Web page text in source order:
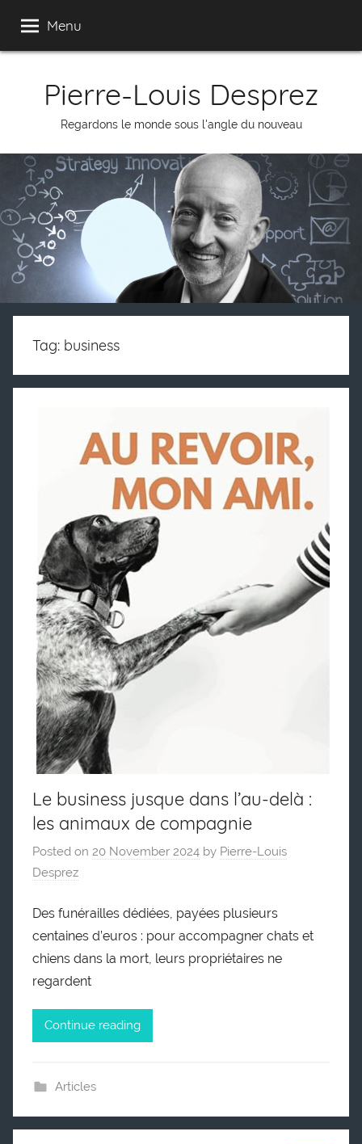
content
Menu
Pierre-Louis Desprez
Regardons le monde sous l'angle du nouveau
Tag: business
Le business jusque dans l’au-delà :
les animaux de compagnie
Posted on 20 November 2024 by Pierre-Louis
Desprez
Des funérailles dédiées, payées plusieurs
centaines d’euros : pour accompagner chats et
chiens dans la mort, leurs propriétaires ne
regardent
Continue reading
Articles